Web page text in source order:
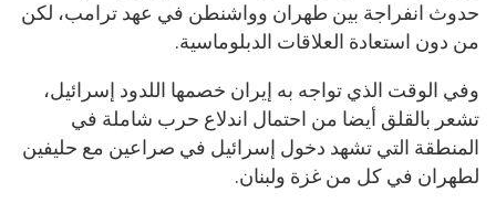
حدوث انفراجة بين طهران وواشنطن في عهد ترامب، لكن
من دون استعادة العلاقات الدبلوماسية.
وفي الوقت الذي تواجه به إيران خصمها اللدود إسرائيل،
تشعر بالقلق أيضا من احتمال اندلاع حرب شاملة في
المنطقة التي تشهد دخول إسرائيل في صراعين مع حليفين
لطهران في كل من غزة ولبنان.